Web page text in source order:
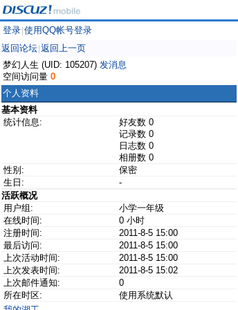
登录 使用QQ帐号登录
返回论坛 返回上一页
梦幻人生 (UID: 105207) 发消息
空间访问量 0
个人资料
基本资料
统计信息:
好友数 0
记录数 0
日志数 0
相册数 0
性别:
保密
生日:
-
活跃概况
用户组:
小学一年级
在线时间:
0 小时
注册时间:
2011-8-5 15:00
最后访问:
2011-8-5 15:00
上次活动时间:
2011-8-5 15:00
上次发表时间:
2011-8-5 15:02
上次邮件通知:
0
所在时区:
使用系统默认